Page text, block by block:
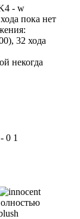
- w
пока нет
32 хода
некогда
0 1